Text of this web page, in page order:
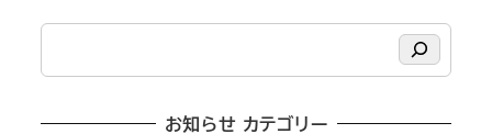
お知らせ カテゴリー